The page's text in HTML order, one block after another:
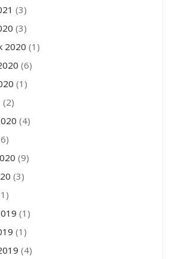
(3)
(3)
2020 (1)
(6)
(1)
(2)
(4)
(9)
(3)
(1)
(1)
(4)